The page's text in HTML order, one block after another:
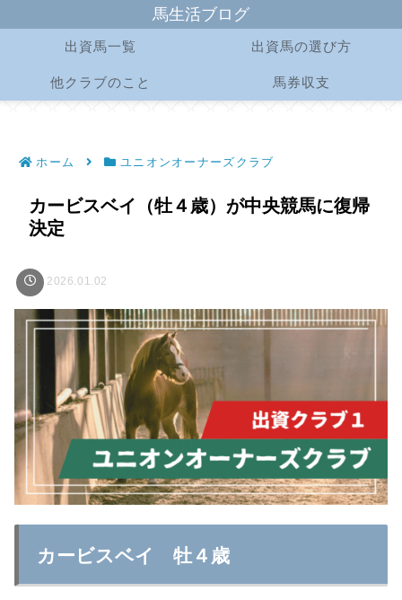
馬生活ブログ
出資馬一覧 出資馬の選び方
他クラブのこと 馬券収支
ホーム ユニオンオーナーズクラブ
カービスベイ（牡４歳）が中央競馬に復帰
決定
2026.01.02
カービスベイ 牡４歳